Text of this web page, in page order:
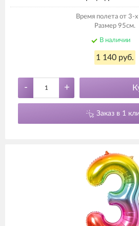
Время полета от 3-
Размер 95см.
В наличии
1 140 руб.
- +
Заказ в 1